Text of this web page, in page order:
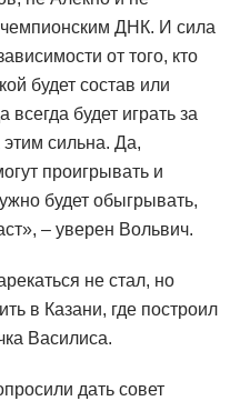
ДНК. И сила
от того, кто
будет состав или
будет играть за
сильна. Да,
проигрывать и
будет обыгрывать,
– уверен Вольвич.
не стал, но
в Казани, где построил
Василиса.
дать совет